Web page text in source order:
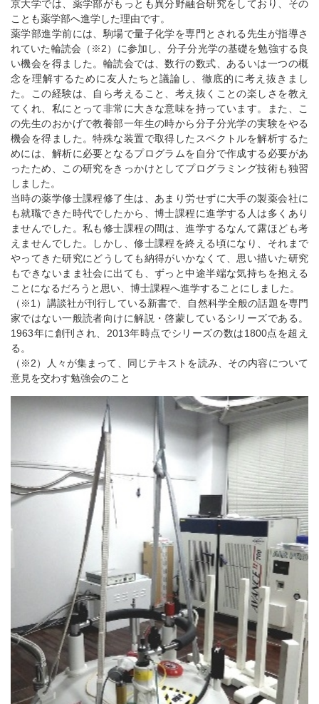
京大学では、薬学部がもっとも異分野融合研究をしており、その
ことも薬学部へ進学した理由です。
薬学部進学前には、駒場で量子化学を専門とされる先生が指導さ
れていた輪読会（※2）に参加し、分子分光学の基礎を勉強する良
い機会を得ました。輪読会では、数行の数式、あるいは一つの概
念を理解するために友人たちと議論し、徹底的に考え抜きまし
た。この経験は、自ら考えること、考え抜くことの楽しさを教え
てくれ、私にとって非常に大きな意味を持っています。また、こ
の先生のおかげで教養部一年生の時から分子分光学の実験をやる
機会を得ました。特殊な装置で取得したスペクトルを解析するた
めには、解析に必要となるプログラムを自分で作成する必要があ
ったため、この研究をきっかけとしてプログラミング技術も独習
しました。
当時の薬学修士課程修了生は、あまり労せずに大手の製薬会社に
も就職できた時代でしたから、博士課程に進学する人は多くあり
ませんでした。私も修士課程の間は、進学するなんて露ほども考
えませんでした。しかし、修士課程を終える頃になり、それまで
やってきた研究にどうしても納得がいかなくて、思い描いた研究
もできないまま社会に出ても、ずっと中途半端な気持ちを抱える
ことになるだろうと思い、博士課程へ進学することにしました。
（※1）講談社が刊行している新書で、自然科学全般の話題を専門
家ではない一般読者向けに解説・啓蒙しているシリーズである。
1963年に創刊され、2013年時点でシリーズの数は1800点を超え
る。
（※2）人々が集まって、同じテキストを読み、その内容について
意見を交わす勉強会のこと